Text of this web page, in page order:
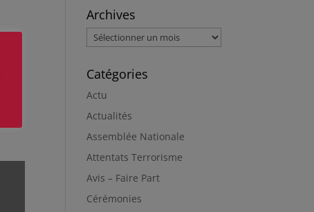
Archives
Archives
Catégories
Actu
Actualités
Assemblée Nationale
Attentats Terrorisme
Avis – Faire Part
Cérémonies